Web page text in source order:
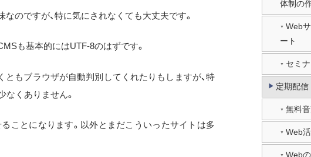
のですが、特に気にされなくても大丈夫です。
も基本的にはUTF-8のはずです。
ともブラウザが自動判別してくれたりもしますが、特
なくありません。
ことになります。以外とまだこういったサイトは多
体制の
Web
ート
セミ
定期配信
無料
Web
Web